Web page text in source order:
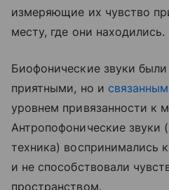
измеряющие их чувство
месту, где они находились.
Биофонические звуки
приятными, но и
уровнем привязанности к
Антропофонические звуки
техника) воспринимались
и не способствовали
пространством.